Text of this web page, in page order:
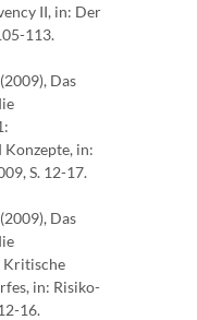
II, in: Der
113.
Das
in:
S. 12-17.
Das
Kritische
in: Risiko-
16.